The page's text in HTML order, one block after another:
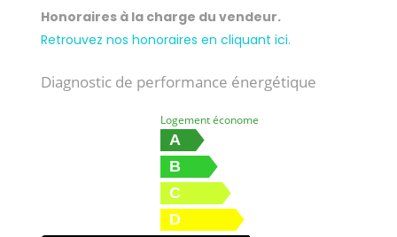
Honoraires à la charge du vendeur.
Retrouvez nos honoraires en cliquant ici.
Diagnostic de performance énergétique
Logement économe
A
B
C
D